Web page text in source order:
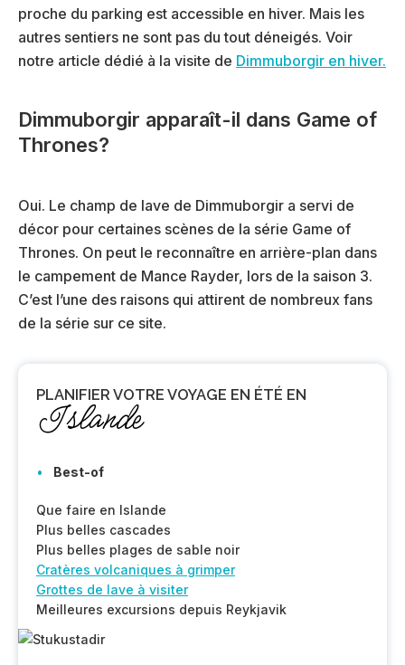
proche du parking est accessible en hiver. Mais les
autres sentiers ne sont pas du tout déneigés. Voir
notre article dédié à la visite de Dimmuborgir en hiver.
Dimmuborgir apparaît-il dans Game of
Thrones?
Oui. Le champ de lave de Dimmuborgir a servi de
décor pour certaines scènes de la série Game of
Thrones. On peut le reconnaître en arrière-plan dans
le campement de Mance Rayder, lors de la saison 3.
C’est l’une des raisons qui attirent de nombreux fans
de la série sur ce site.
PLANIFIER VOTRE VOYAGE EN ÉTÉ EN
Islande
Best-of
Que faire en Islande
Plus belles cascades
Plus belles plages de sable noir
Cratères volcaniques à grimper
Grottes de lave à visiter
Meilleures excursions depuis Reykjavik